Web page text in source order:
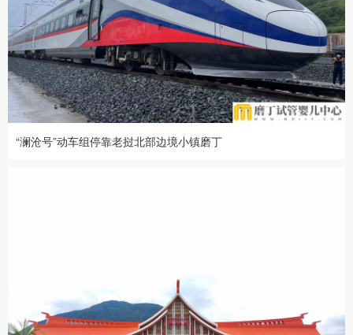
“澜沧号”动车组停靠老挝北部边境小镇磨丁